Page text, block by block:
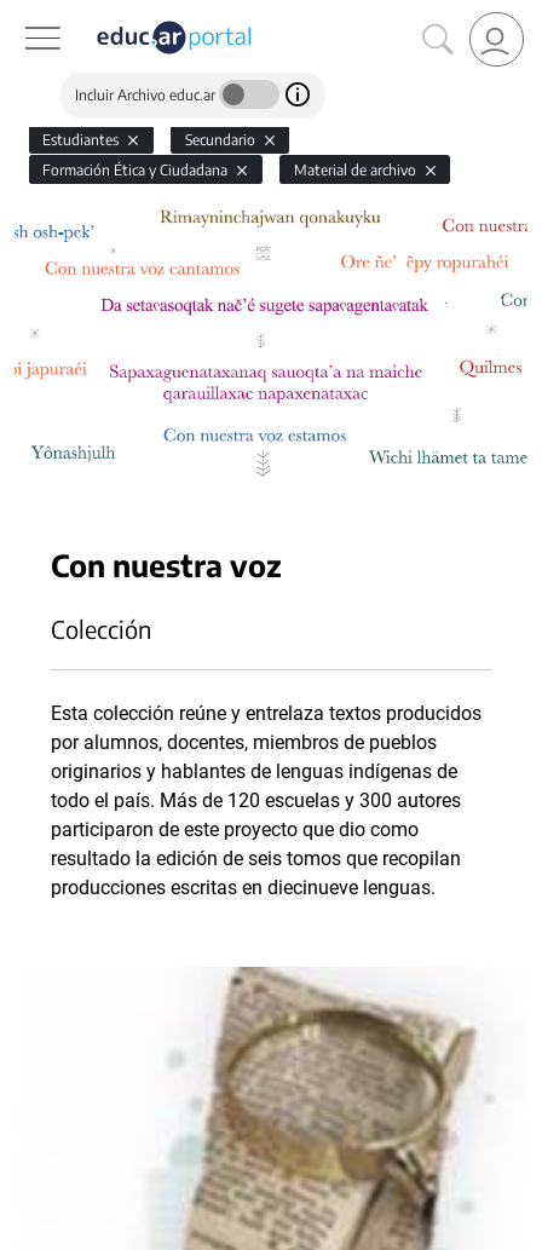
Incluir Archivo educ.ar
Estudiantes
Secundario
Formación Ética y Ciudadana
Material de archivo
Con nuestra voz
Colección
Esta colección reúne y entrelaza textos producidos
por alumnos, docentes, miembros de pueblos
originarios y hablantes de lenguas indígenas de
todo el país. Más de 120 escuelas y 300 autores
participaron de este proyecto que dio como
resultado la edición de seis tomos que recopilan
producciones escritas en diecinueve lenguas.